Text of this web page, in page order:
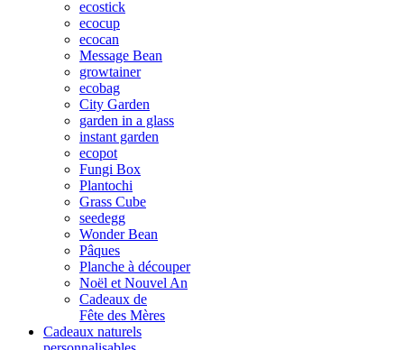
ecostick
ecocup
ecocan
Message Bean
growtainer
ecobag
City Garden
garden in a glass
instant garden
ecopot
Fungi Box
Plantochi
Grass Cube
seedegg
Wonder Bean
Pâques
Planche à découper
Noël et Nouvel An
Cadeaux de
Fête des Mères
Cadeaux naturels